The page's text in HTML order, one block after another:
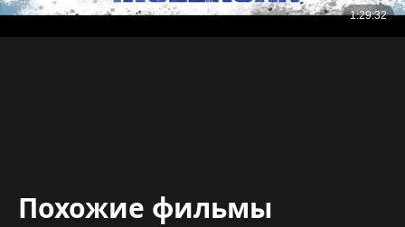
Похожие фильмы